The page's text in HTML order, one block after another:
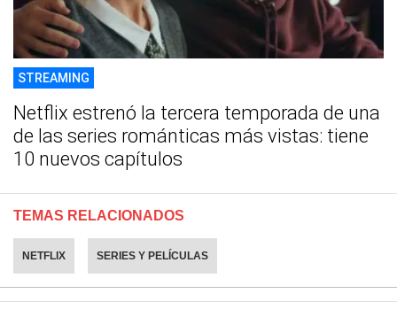
STREAMING
Netflix estrenó la tercera temporada de una
de las series románticas más vistas: tiene
10 nuevos capítulos
TEMAS RELACIONADOS
NETFLIX SERIES Y PELÍCULAS